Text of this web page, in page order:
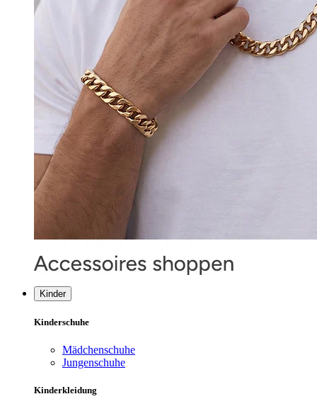
Kinder
Kinderschuhe
Mädchenschuhe
Jungenschuhe
Kinderkleidung